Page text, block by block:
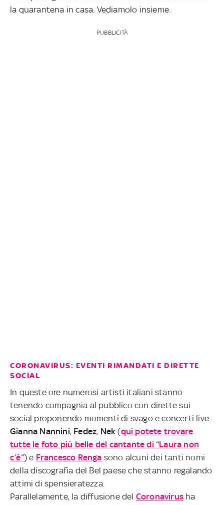
la quarantena in casa. Vediamolo insieme.
PUBBLICITÀ
CORONAVIRUS: EVENTI RIMANDATI E DIRETTE
SOCIAL
In queste ore numerosi artisti italiani stanno
tenendo compagnia al pubblico con dirette sui
social proponendo momenti di svago e concerti live.
Gianna Nannini, Fedez, Nek (qui potete trovare
tutte le foto più belle del cantante di “Laura non
c’è”) e Francesco Renga sono alcuni dei tanti nomi
della discografia del Bel paese che stanno regalando
attimi di spensieratezza.
Parallelamente, la diffusione del Coronavirus ha